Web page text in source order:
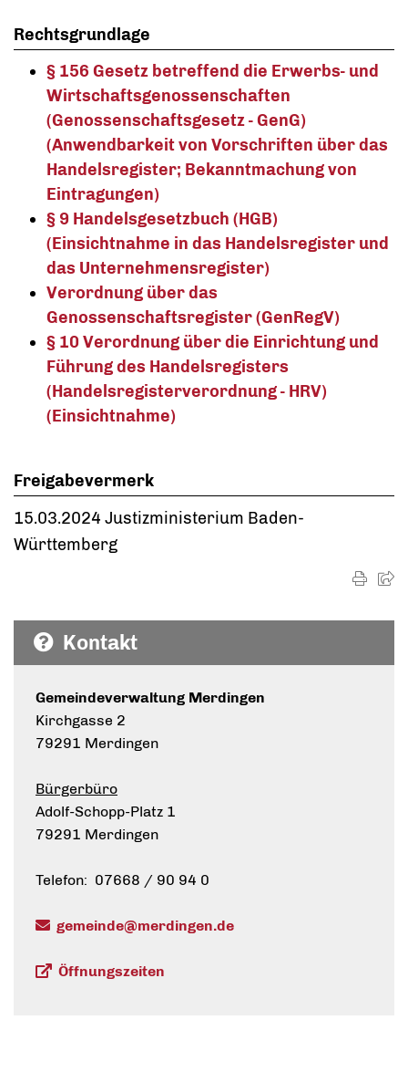
Rechtsgrundlage
§ 156 Gesetz betreffend die Erwerbs- und
Wirtschaftsgenossenschaften
(Genossenschaftsgesetz - GenG)
(Anwendbarkeit von Vorschriften über das
Handelsregister; Bekanntmachung von
Eintragungen)
§ 9 Handelsgesetzbuch (HGB)
(Einsichtnahme in das Handelsregister und
das Unternehmensregister)
Verordnung über das
Genossenschaftsregister (GenRegV)
§ 10 Verordnung über die Einrichtung und
Führung des Handelsregisters
(Handelsregisterverordnung - HRV)
(Einsichtnahme)
Freigabevermerk
15.03.2024 Justizministerium Baden-
Württemberg
Kontakt
Gemeindeverwaltung Merdingen
Kirchgasse 2
79291 Merdingen
Bürgerbüro
Adolf-Schopp-Platz 1
79291 Merdingen
Telefon: 07668 / 90 94 0
gemeinde@merdingen.de
Öffnungszeiten